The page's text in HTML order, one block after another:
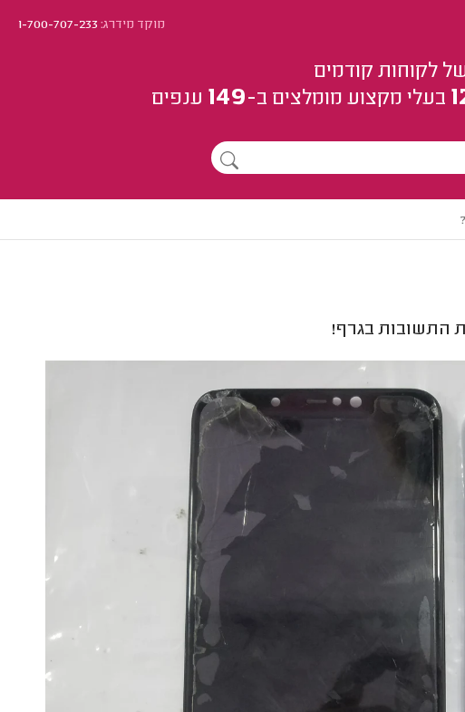
מוקד מידרג:1-700-707-233
לקוחות קודמים
בעלי מקצוע מומלצים ב-149 ענפים
התשובות בגרף!